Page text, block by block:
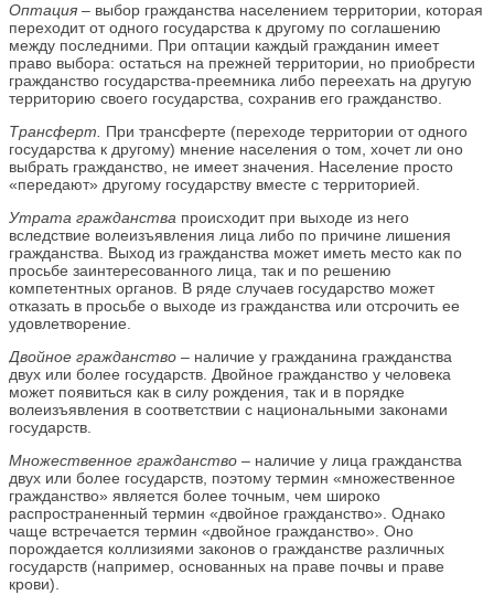
Оптация – выбор гражданства населением территории, которая
переходит от одного государства к другому по соглашению
между последними. При оптации каждый гражданин имеет
право выбора: остаться на прежней территории, но приобрести
гражданство государства-преемника либо переехать на другую
территорию своего государства, сохранив его гражданство.
Трансферт. При трансферте (переходе территории от одного
государства к другому) мнение населения о том, хочет ли оно
выбрать гражданство, не имеет значения. Население просто
«передают» другому государству вместе с территорией.
Утрата гражданства происходит при выходе из него
вследствие волеизъявления лица либо по причине лишения
гражданства. Выход из гражданства может иметь место как по
просьбе заинтересованного лица, так и по решению
компетентных органов. В ряде случаев государство может
отказать в просьбе о выходе из гражданства или отсрочить ее
удовлетворение.
Двойное гражданство – наличие у гражданина гражданства
двух или более государств. Двойное гражданство у человека
может появиться как в силу рождения, так и в порядке
волеизъявления в соответствии с национальными законами
государств.
Множественное гражданство – наличие у лица гражданства
двух или более государств, поэтому термин «множественное
гражданство» является более точным, чем широко
распространенный термин «двойное гражданство». Однако
чаще встречается термин «двойное гражданство». Оно
порождается коллизиями законов о гражданстве различных
государств (например, основанных на праве почвы и праве
крови).